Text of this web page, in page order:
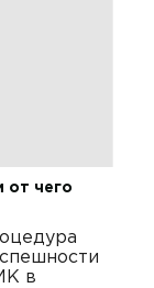
от чего
в